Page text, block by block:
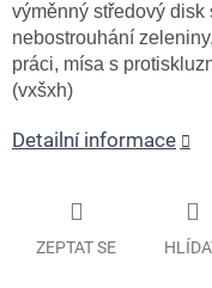
výměnný středový
nebostrouhání
práci, mísa s
(vxšxh)
Detailní informace
ZEPTAT SE